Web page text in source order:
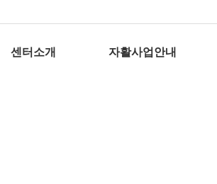
센터소개 자활사업안내